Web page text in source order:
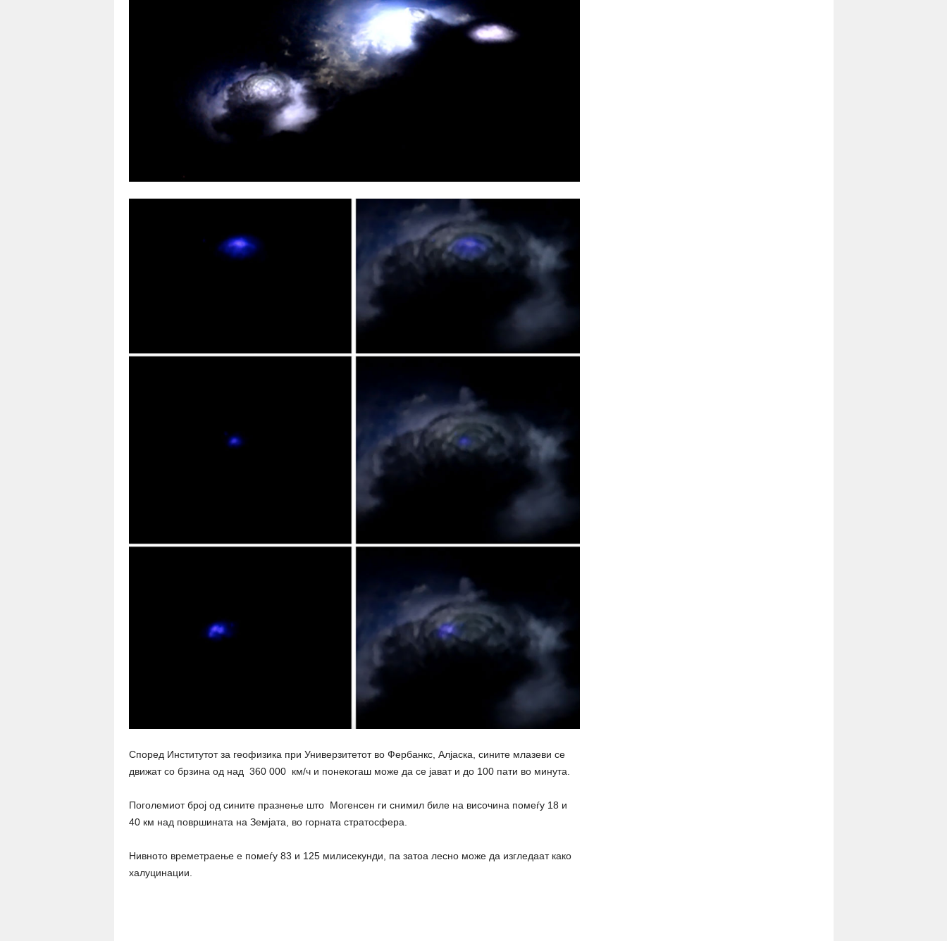
Според Институтот за геофизика при Универзитетот во Фербанкс, Алјаска, сините млазеви се
движат со брзина од над 360 000 км/ч и понекогаш може да се јават и до 100 пати во минута.
Поголемиот број од сините празнење што Могенсен ги снимил биле на височина помеѓу 18 и
40 км над површината на Земјата, во горната стратосфера.
Нивното времетраење е помеѓу 83 и 125 милисекунди, па затоа лесно може да изгледаат како
халуцинации.